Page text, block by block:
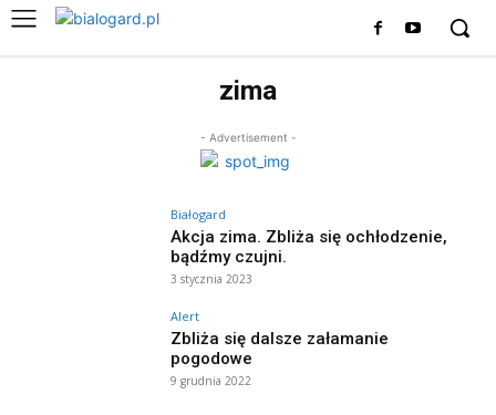
zima
- Advertisement -
Białogard
Akcja zima. Zbliża się ochłodzenie,
bądźmy czujni.
3 stycznia 2023
Alert
Zbliża się dalsze załamanie
pogodowe
9 grudnia 2022